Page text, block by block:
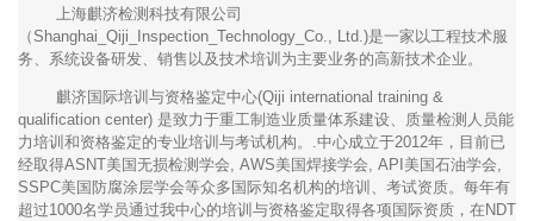
上海麒济检测科技有限公司
（Shanghai_Qiji_Inspection_Technology_Co., Ltd.)是一家以工程技术服
务、系统设备研发、销售以及技术培训为主要业务的高新技术企业。
麒济国际培训与资格鉴定中心(Qiji international training &
qualification center) 是致力于重工制造业质量体系建设、质量检测人员能
力培训和资格鉴定的专业培训与考试机构。.中心成立于2012年，目前已
经取得ASNT美国无损检测学会, AWS美国焊接学会, API美国石油学会,
SSPC美国防腐涂层学会等众多国际知名机构的培训、考试资质。每年有
超过1000名学员通过我中心的培训与资格鉴定取得各项国际资质，在NDT